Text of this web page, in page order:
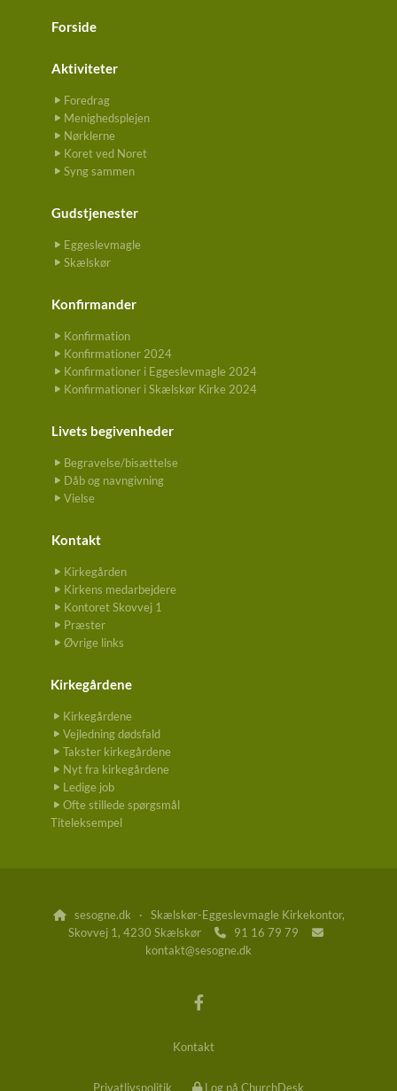
Forside
Aktiviteter
Foredrag
Menighedsplejen
Nørklerne
Koret ved Noret
Syng sammen
Gudstjenester
Eggeslevmagle
Skælskør
Konfirmander
Konfirmation
Konfirmationer 2024
Konfirmationer i Eggeslevmagle 2024
Konfirmationer i Skælskør Kirke 2024
Livets begivenheder
Begravelse/bisættelse
Dåb og navngivning
Vielse
Kontakt
Kirkegården
Kirkens medarbejdere
Kontoret Skovvej 1
Præster
Øvrige links
Kirkegårdene
Kirkegårdene
Vejledning dødsfald
Takster kirkegårdene
Nyt fra kirkegårdene
Ledige job
Ofte stillede spørgsmål
Titeleksempel
sesogne.dk · Skælskør-Eggeslevmagle Kirkekontor,
Skovvej 1, 4230 Skælskør
 91 16 79 79 
kontakt@sesogne.dk
Kontakt
Privatlivspolitik Log på ChurchDesk